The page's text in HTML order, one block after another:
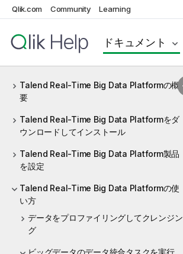
Qlik.com Community Learning
ドキュメント
ド
8.0 Real-Time Big Data Platform
Talend Real-Time Big Data Platformの概
要
Talend Real-Time Big Data Platformをダ
ウンロードしてインストール
Talend Real-Time Big Data Platform製品
を設定
Talend Real-Time Big Data Platformの使
い方
データをプロファイリングしてクレンジン
グ
ビッグデータのデータ統合タスクを実行